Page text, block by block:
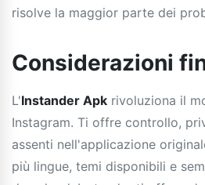
risolve la maggior parte dei
Considerazioni
L'Instander Apk rivoluziona il
Instagram. Ti offre controllo,
assenti nell'applicazione
più lingue, temi disponibili e